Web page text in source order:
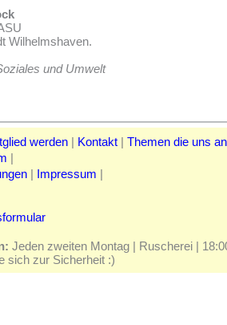
Wilhelmshaven.
und Umwelt
werden | Kontakt | Themen die uns
|
| Impressum |
Jeden zweiten Montag | Ruscherei |
sich zur Sicherheit :)